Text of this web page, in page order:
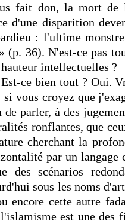
fait don, la mort de
d'une disparition
: l'ultime
(p. 36). N'est-ce pas
intellectuelles ?
ce bien tout ? Oui.
vous croyez que
de parler, à des
ronflantes, que
cherchant la
par un langage
des scénarios
sous les noms
encore cette autre
est une des